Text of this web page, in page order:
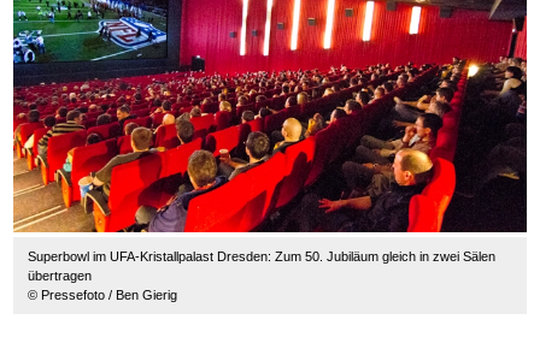
Superbowl im UFA-Kristallpalast Dresden: Zum 50. Jubiläum gleich in zwei Sälen
übertragen
© Pressefoto / Ben Gierig